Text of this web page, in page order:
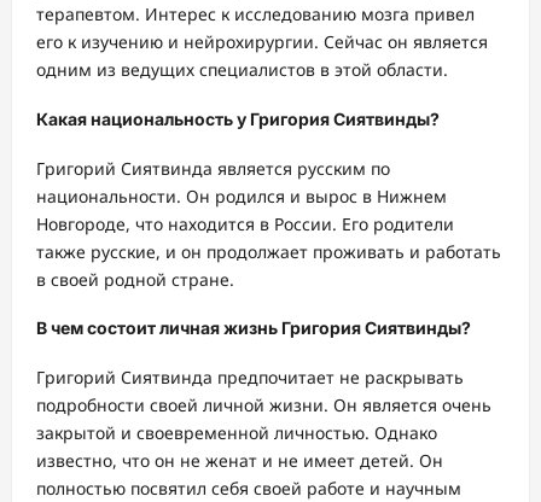
терапевтом. Интерес к исследованию мозга привел
его к изучению и нейрохирургии. Сейчас он является
одним из ведущих специалистов в этой области.
Какая национальность у Григория Сиятвинды?
Григорий Сиятвинда является русским по
национальности. Он родился и вырос в Нижнем
Новгороде, что находится в России. Его родители
также русские, и он продолжает проживать и работать
в своей родной стране.
В чем состоит личная жизнь Григория Сиятвинды?
Григорий Сиятвинда предпочитает не раскрывать
подробности своей личной жизни. Он является очень
закрытой и своевременной личностью. Однако
известно, что он не женат и не имеет детей. Он
полностью посвятил себя своей работе и научным